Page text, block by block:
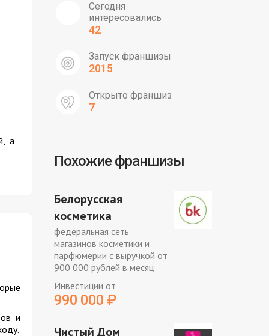
а
и
Сегодня
интересовались
42
Запуск франшизы
2015
Открыто франшиз
7
Похожие франшизы
Белорусская
косметика
федеральная сеть
магазинов косметики и
парфюмерии с выручкой от
900 000 рублей в месяц
Инвестиции от
990 000 ₽
Чистый Дом